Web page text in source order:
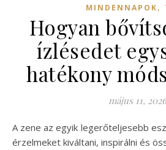
MINDENNAPOK,
Hogyan
ízlésedet
hatékony
május 11, 2026
A zene az egyik legerőteljesebb eszköz, amely képes mély
érzelmeket kiváltani, inspirálni és